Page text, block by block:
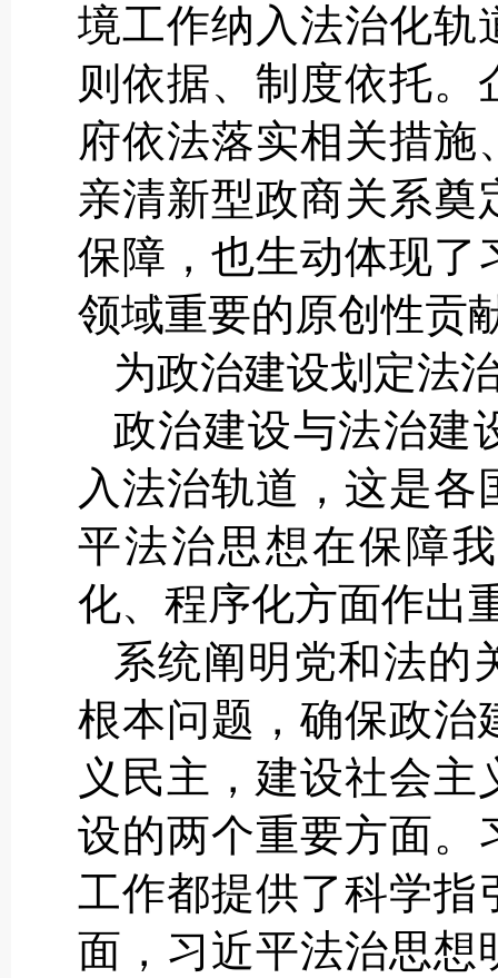
境工作纳入法治化轨
则依据、制度依托
府依法落实相关措
亲清新型政商关系奠
保障，也生动体现了
领域重要的原创性贡
为政治建设划定法
政治建设与法治建
入法治轨道，这是
平法治思想在保障
化、程序化方面作出
系统阐明党和法的
根本问题，确保政治
义民主，建设社会
设的两个重要方面。
工作都提供了科学指
面，习近平法治思想